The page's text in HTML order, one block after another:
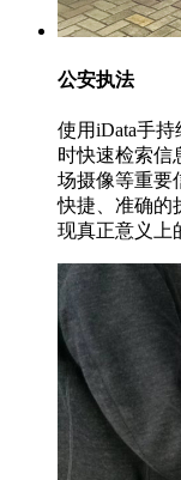
公安执法
使用iData手
时快速检索信
场摄像等重要
快捷、准确的
现真正意义上